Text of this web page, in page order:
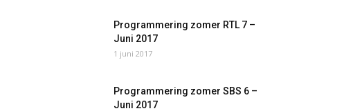
Programmering zomer RTL 7 –
Juni 2017
1 juni 2017
Programmering zomer SBS 6 –
Juni 2017